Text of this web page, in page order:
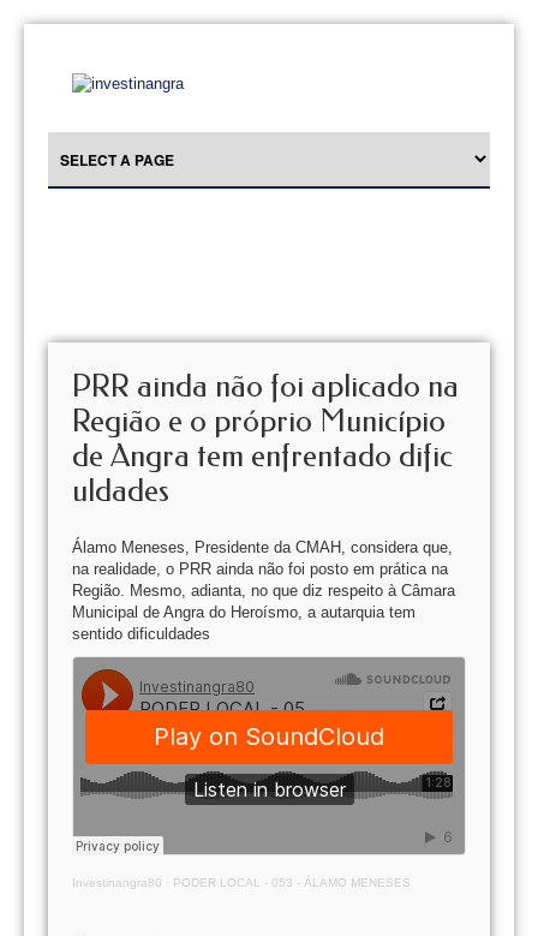
PRR ainda não foi aplicado na
Região e o próprio Município
de Angra tem enfrentado dific
uldades
Álamo Meneses, Presidente da CMAH, considera que,
na realidade, o PRR ainda não foi posto em prática na
Região. Mesmo, adianta, no que diz respeito à Câmara
Municipal de Angra do Heroísmo, a autarquia tem
sentido dificuldades
Investinangra80 · PODER LOCAL - 053 - ÁLAMO MENESES